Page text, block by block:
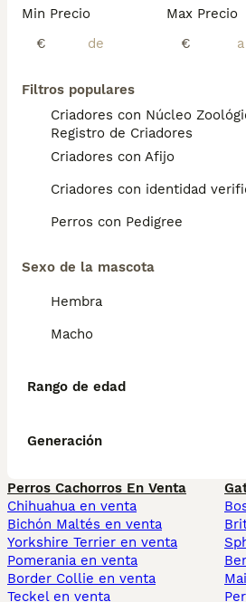
Min Precio
€
Max Precio
€
Filtros populares
Criadores con Núcleo
Registro de Criadores
Criadores con Afijo
Criadores con identidad
Perros con Pedigree
Sexo de la mascota
Hembra
Macho
Rango de edad
Generación
Perros Cachorros En Venta
Chihuahua en venta
Bichón Maltés en venta
Yorkshire Terrier en venta
Pomerania en venta
Border Collie en venta
Teckel en venta